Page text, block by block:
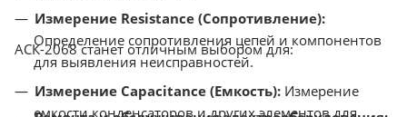
Измерение Resistance (Сопротивление):
Определение сопротивления цепей и компонентов
для выявления неисправностей.
Измерение Capacitance (Емкость): Измерение
емкости конденсаторов и других элементов для
АСК-2068 станет отличным выбором для: